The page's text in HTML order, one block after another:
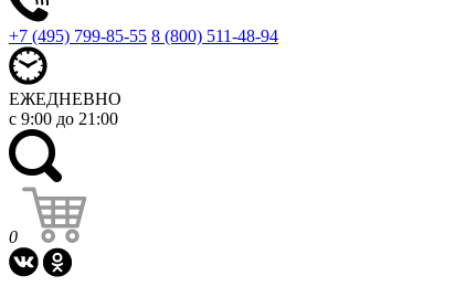
+7 (495) 799-85-55 8 (800) 511-48-94
ЕЖЕДНЕВНО
с 9:00 до 21:00
0